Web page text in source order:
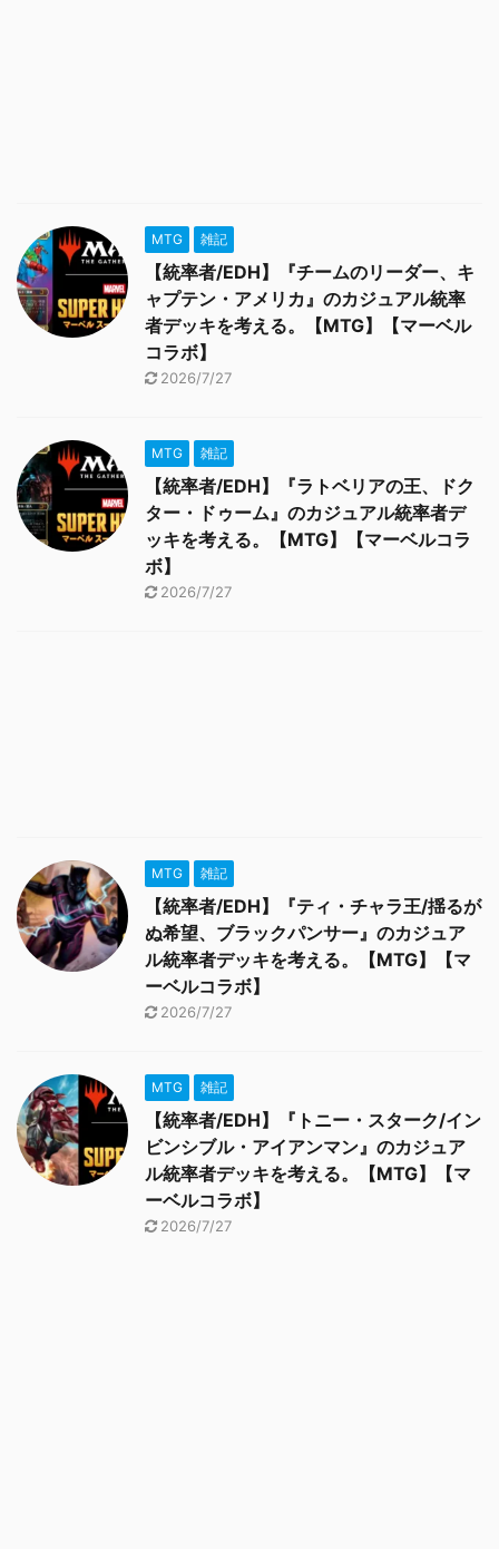
MTG 雑記
【統率者/EDH】『チームのリーダー、キ
ャプテン・アメリカ』のカジュアル統率
者デッキを考える。【MTG】【マーベル
コラボ】
2026/7/27
MTG 雑記
【統率者/EDH】『ラトベリアの王、ドク
ター・ドゥーム』のカジュアル統率者デ
ッキを考える。【MTG】【マーベルコラ
ボ】
2026/7/27
MTG 雑記
【統率者/EDH】『ティ・チャラ王/揺るが
ぬ希望、ブラックパンサー』のカジュア
ル統率者デッキを考える。【MTG】【マ
ーベルコラボ】
2026/7/27
MTG 雑記
【統率者/EDH】『トニー・スターク/イン
ビンシブル・アイアンマン』のカジュア
ル統率者デッキを考える。【MTG】【マ
ーベルコラボ】
2026/7/27